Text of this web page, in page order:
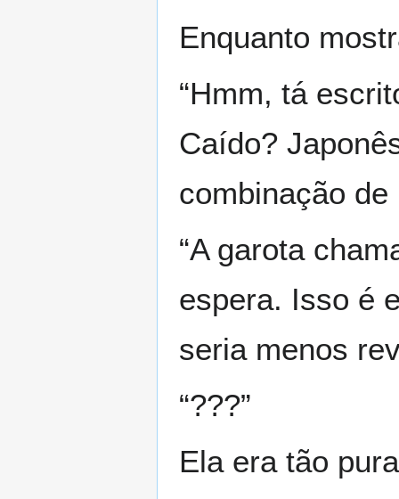
Enquanto
“Hmm, tá
Caído?
combinação
“A garota
espera. Isso é
seria menos
“???”
Ela era tão